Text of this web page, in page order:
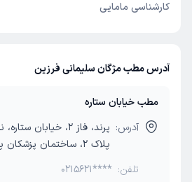
کارشناسی مامایی
آدرس مطب مژگان سلیمانی فرزین
مطب خیابان ستاره
آدرس:
پرند، فاز 2، خیابان
پلاک 2، ساختمان پزشکان پایتخت
تلفن: 0215621****